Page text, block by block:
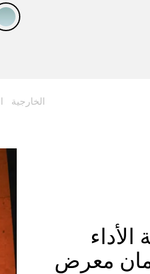
الخارجية
الأداء
معرض